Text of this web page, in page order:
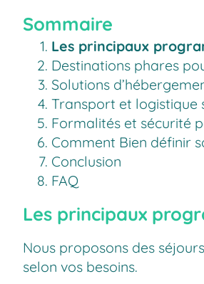
Sommaire
Les principaux
Destinations phares
Solutions
Transport et logistique
Formalités et sécurité
Comment Bien définir
Conclusion
FAQ
Les principaux
Nous proposons des
selon vos besoins.